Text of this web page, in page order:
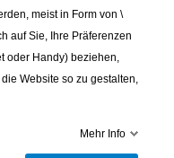
Westen und -Büsten
erst ab der Kategorie
zur Ortung ausgestattet
eines
meist in Form von \
auf Sie, Ihre Präferenzen
oder Handy) beziehen,
Website so zu gestalten,
Mehr Info